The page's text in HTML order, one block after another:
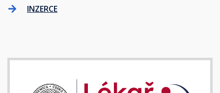
INZERCE